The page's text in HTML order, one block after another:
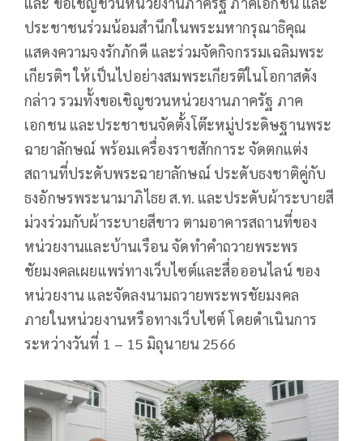
ประชาชนร่วมน้อมสำนึกในพระมหากรุณาธิคุณ
แสดงความจงรักภักดี และร่วมจัดกิจกรรมเฉลิมพระ
เกียรติฯ ให้เป็นไปอย่างสมพระเกียรติในโอกาสดัง
กล่าว รวมทั้งขอเชิญชวนหน่วยงานภาครัฐ ภาค
เอกชน และประชาชนจัดตั้งโต๊ะหมู่ประดิษฐานพระ
ฉายาลักษณ์ พร้อมเครื่องราชสักการะ จัดตกแต่ง
สถานที่ประดับพระฉายาลักษณ์ ประดับธงชาติคู่กับ
ธงอักษรพระนามาภิไธย ส.ท. และประดับผ้าระบายสี
ม่วงร่วมกับผ้าระบายสีขาว ตามอาคารสถานที่ของ
หน่วยงานและบ้านเรือน จัดทำคำถวายพระพร
ชัยมงคลเผยแพร่ทางเว็บไซต์และสื่อออนไลน์ ของ
หน่วยงาน และจัดลงนามถวายพระพรชัยมงคล
ภายในหน่วยงานหรือทางเว็บไซต์ โดยดำเนินการ
ระหว่างวันที่ 1 – 15 มิถุนายน 2566